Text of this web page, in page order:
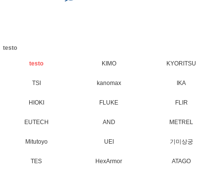
testo
testo KIMO KYORITSU
TSI kanomax IKA
HIOKI FLUKE FLIR
EUTECH AND METREL
Mitutoyo UEI 기미상궁
TES HexArmor ATAGO